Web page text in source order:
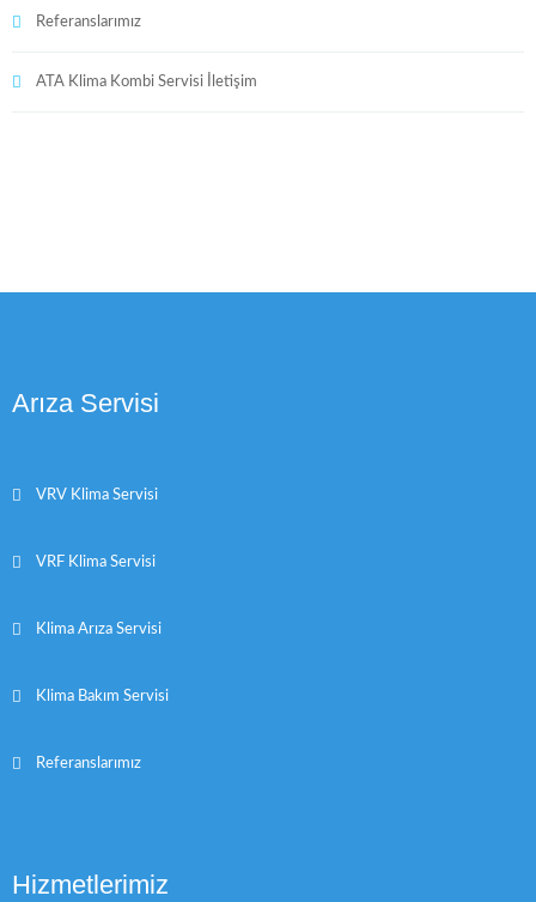
Referanslarımız
ATA Klima Kombi Servisi İletişim
Arıza Servisi
VRV Klima Servisi
VRF Klima Servisi
Klima Arıza Servisi
Klima Bakım Servisi
Referanslarımız
Hizmetlerimiz